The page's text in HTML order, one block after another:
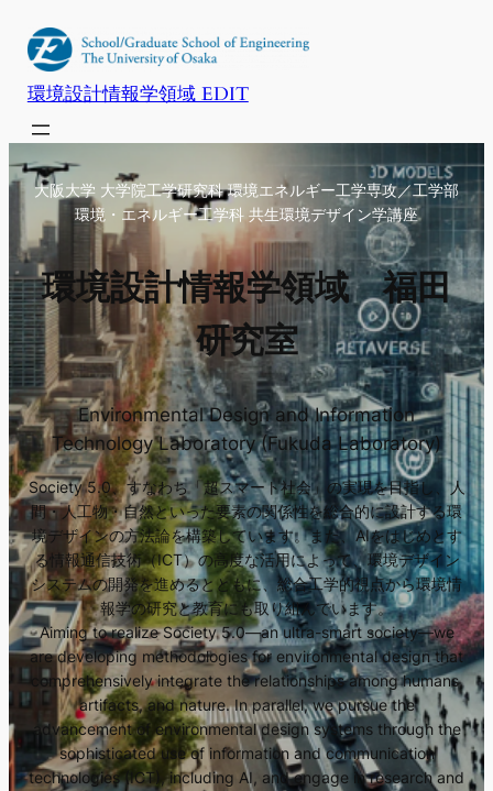
ッ
プ
環境設計情報学領域 EDIT
大阪大学 大学院工学研究科 環境エネルギー工学専攻／工学部
環境・エネルギー工学科 共生環境デザイン学講座
環境設計情報学領域 福田
研究室
Environmental Design and Information
Technology Laboratory (Fukuda Laboratory)
Society 5.0、すなわち「超スマート社会」の実現を目指し、人
間・人工物・自然といった要素の関係性を総合的に設計する環
境デザインの方法論を構築しています。また、AIをはじめとす
る情報通信技術（ICT）の高度な活用によって、環境デザイン
システムの開発を進めるとともに、総合工学的視点から環境情
報学の研究と教育にも取り組んでいます。
Aiming to realize Society 5.0—an ultra-smart society—we
are developing methodologies for environmental design that
comprehensively integrate the relationships among humans,
artifacts, and nature. In parallel, we pursue the
advancement of environmental design systems through the
sophisticated use of information and communication
technologies (ICT), including AI, and engage in research and